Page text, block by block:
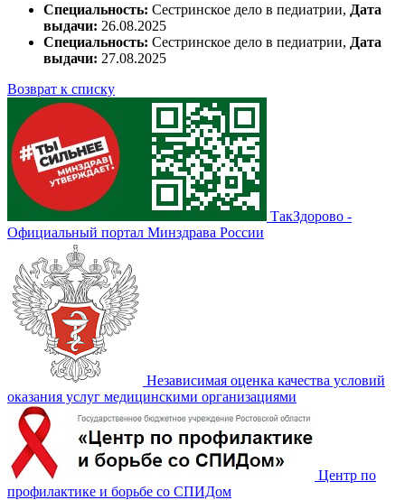
Специальность: Сестринское дело в педиатрии, Дата
выдачи: 26.08.2025
Специальность: Сестринское дело в педиатрии, Дата
выдачи: 27.08.2025
Возврат к списку
ТакЗдорово -
Официальный портал Минздрава России
Независимая оценка качества условий
оказания услуг медицинскими организациями
Центр по
профилактике и борьбе со СПИДом